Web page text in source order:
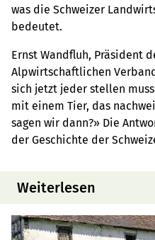
was die Schweizer
bedeutet.
Ernst Wandfluh, Präsident
Alpwirtschaftlichen
sich jetzt jeder stellen
mit einem Tier, das
sagen wir dann?» Die
der Geschichte der
Weiterlesen